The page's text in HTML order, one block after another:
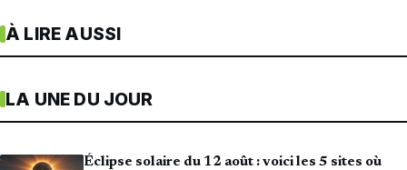
À LIRE AUSSI
LA UNE DU JOUR
Éclipse solaire du 12 août : voici les 5 sites où